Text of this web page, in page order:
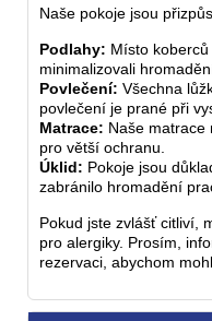
Naše pokoje jsou
Podlahy: Místo
minimalizovali
Povlečení: Všechna
povlečení je prané při
Matrace: Naše matrace
pro větší ochranu.
Úklid: Pokoje jsou
zabránilo hromadění
Pokud jste zvlášť citliví,
pro alergiky. Prosím,
rezervaci, abychom